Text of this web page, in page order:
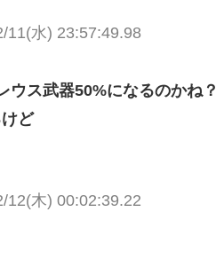
11(水) 23:57:49.98
ウス武器50%になるのかね？
ど
12(木) 00:02:39.22